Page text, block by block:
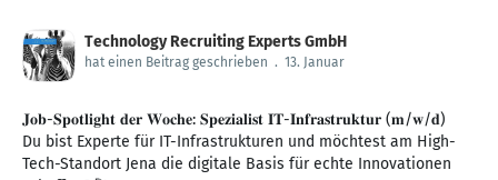
Technology Recruiting Experts GmbH
hat einen Beitrag geschrieben . 13. Januar
𝐉𝐨𝐛-𝐒𝐩𝐨𝐭𝐥𝐢𝐠𝐡𝐭 𝐝𝐞𝐫 𝐖𝐨𝐜𝐡𝐞: 𝐒𝐩𝐞𝐳𝐢𝐚𝐥𝐢𝐬𝐭 𝐈𝐓-𝐈𝐧𝐟𝐫𝐚𝐬𝐭𝐫𝐮𝐤𝐭𝐮𝐫 (𝐦/𝐰/𝐝)
Du bist Experte für IT-Infrastrukturen und möchtest am High-
Tech-Standort Jena die digitale Basis für echte Innovationen